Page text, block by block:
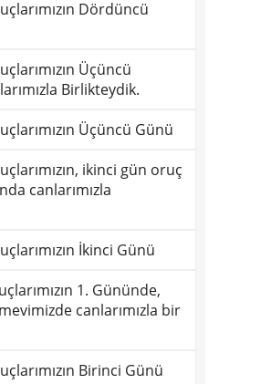
Dördüncü
Üçüncü
Birlikteydik.
Üçüncü Günü
ikinci gün oruç
canlarımızla
İkinci Günü
1. Gününde,
canlarımızla bir
Birinci Günü